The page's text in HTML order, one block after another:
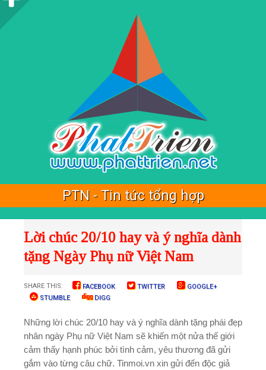
PTN - Tin tức tổng hợp
Lời chúc 20/10 hay và ý nghĩa dành
tặng Ngày Phụ nữ Việt Nam
SHARE THIS: FACEBOOK TWITTER
GOOGLE+
STUMBLE
DIGG
Những lời chúc 20/10 hay và ý nghĩa dành tặng phái đẹp
nhân ngày Phụ nữ Việt Nam sẽ khiến một nửa thế giới
cảm thấy hạnh phúc bởi tình cảm, yêu thương đã gửi
gắm vào từng câu chữ. Tinmoi.vn xin gửi đến độc giả